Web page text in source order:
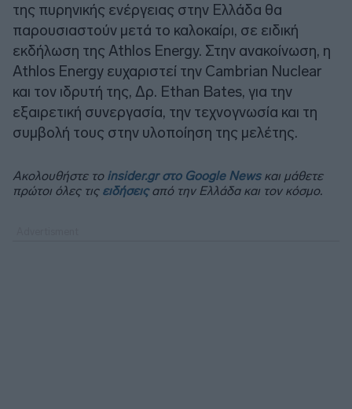
της πυρηνικής ενέργειας στην Ελλάδα θα
παρουσιαστούν μετά το καλοκαίρι, σε ειδική
εκδήλωση της Athlos Energy. Στην ανακοίνωση, η
Athlos Energy ευχαριστεί την Cambrian Nuclear
και τον ιδρυτή της, Δρ. Ethan Bates, για την
εξαιρετική συνεργασία, την τεχνογνωσία και τη
συμβολή τους στην υλοποίηση της μελέτης.
Ακολουθήστε το insider.gr στο Google Newsκαι μάθετε
πρώτοι όλες τις ειδήσειςαπό την Ελλάδα και τον κόσμο.